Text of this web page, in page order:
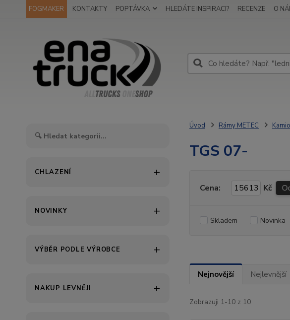
FOGMAKER KONTAKTY POPTÁVKA HLEDÁTE INSPIRACI? RECENZE O
CHLAZENÍ
NOVINKY
VÝBĚR PODLE VÝROBCE
NAKUP LEVNĚJI
Úvod Rámy METEC
TGS 07-
Cena: Kč
Skladem Novinka
Nejnovější Nejlevnější
Zobrazuji 1-10 z 10